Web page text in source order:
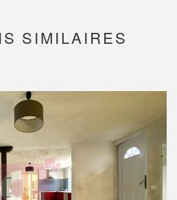
SIMILAIRES